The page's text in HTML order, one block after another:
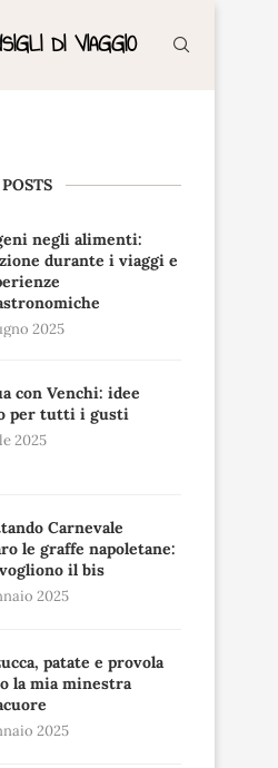
DI VIAGGIO
negli alimenti:
durante i viaggi e
2025
con Venchi: idee
per tutti i gusti
2025
Carnevale
le graffe napoletane:
il bis
2025
patate e provola
la mia minestra
2025